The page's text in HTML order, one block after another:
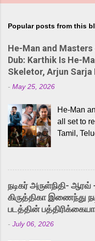
Popular posts from this
He-Man and Masters
Dub: Karthik Is He-
Skeletor, Arjun Sarja
- May 25, 2026
He-Man
all set to
Tamil,
received
and
into the
released
strong
Adding to
நடிகர் அருள்நிதி-
கிருத்திகா இணைந்து
படத்தின்
- July 06, 2026